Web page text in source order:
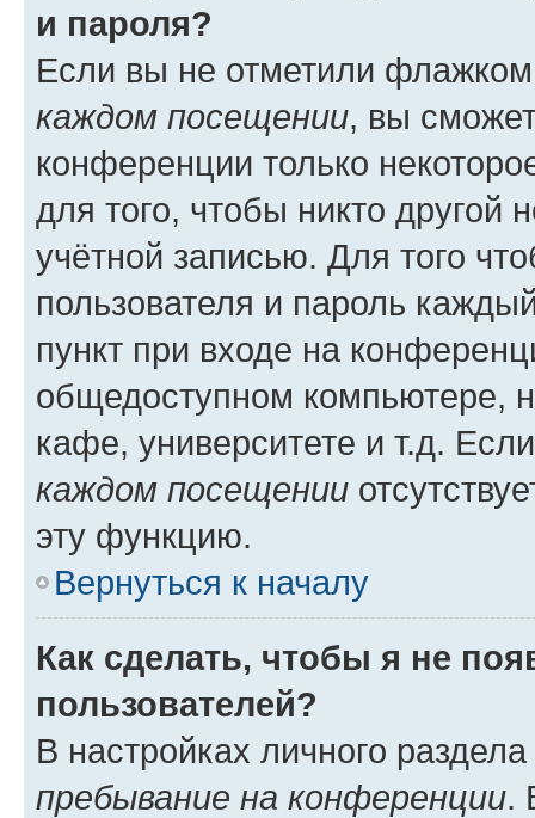
и пароля?
Если вы не отметили
каждом посещении, вы
конференции только
для того, чтобы никто другой
учётной записью. Для того
пользователя и пароль
пункт при входе на
общедоступном компьютере,
кафе, университете и т.д.
каждом посещении
эту функцию.
Вернуться к началу
Как сделать, чтобы я не
пользователей?
В настройках личного
пребывание на конференции.